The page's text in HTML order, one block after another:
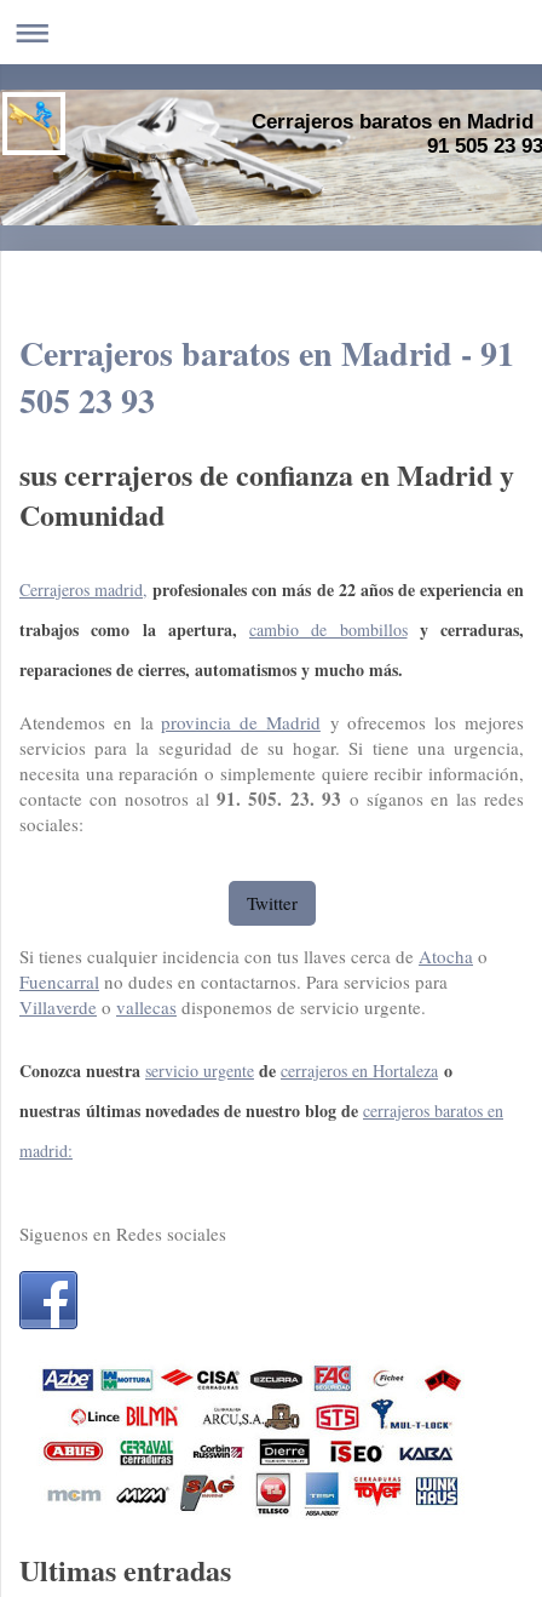
Cerrajeros baratos en Madrid
91 505 23
Cerrajeros baratos en Madrid - 91
505 23 93
sus cerrajeros de confianza en Madrid y
Comunidad
Cerrajeros madrid, profesionales con más de 22 años de experiencia en
trabajos como la apertura, cambio de bombillosy cerraduras,
reparaciones de cierres, automatismos y mucho más.
Atendemos en laprovincia de Madrid y ofrecemos los mejores
servicios para la seguridad de su hogar. Si tiene una urgencia,
necesita una reparación o simplemente quiere recibir información,
contacte con nosotros al91. 505. 23. 93 o síganos en las redes
sociales:
Twitter
Si tienes cualquier incidencia con tus llaves cerca de Atocha o
Fuencarral no dudes en contactarnos. Para servicios para
Villaverde o vallecas disponemos de servicio urgente.
Conozca nuestra servicio urgente de cerrajeros en Hortaleza o
nuestras últimas novedades de nuestro blog de cerrajeros baratos en
madrid:
Siguenos en Redes sociales
Ultimas entradas